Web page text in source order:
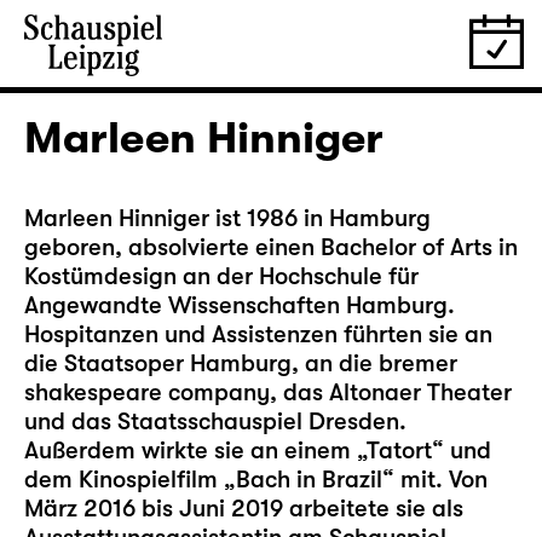
Marleen Hinniger
Marleen Hinniger ist 1986 in Hamburg
geboren, absolvierte einen Bachelor of Arts in
Kostümdesign an der Hochschule für
Angewandte Wissenschaften Hamburg.
Hospitanzen und Assistenzen führten sie an
die Staatsoper Hamburg, an die bremer
shakespeare company, das Altonaer Theater
und das Staatsschauspiel Dresden.
Außerdem wirkte sie an einem „Tatort“ und
dem Kinospielfilm „Bach in Brazil“ mit. Von
März 2016 bis Juni 2019 arbeitete sie als